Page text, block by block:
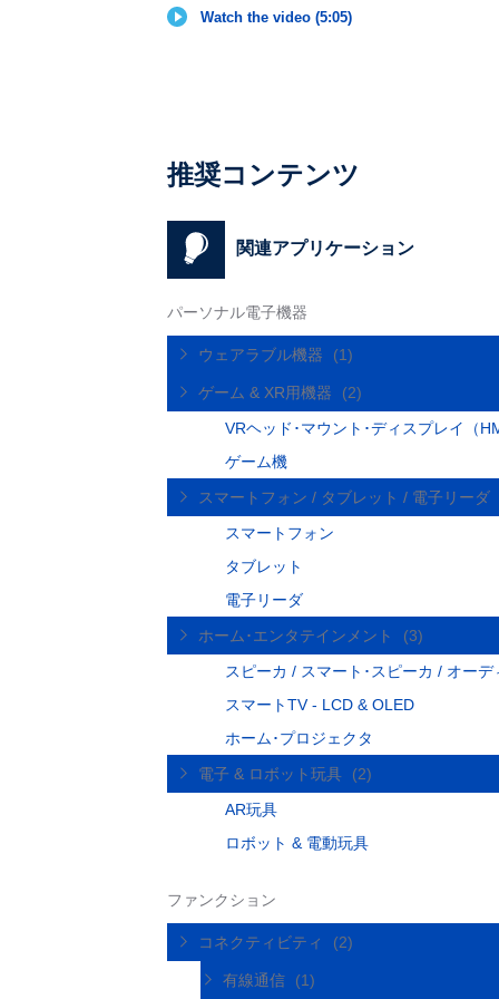
Watch the video (5:05)
推奨コンテンツ
関連アプリケーション
パーソナル電子機器
ウェアラブル機器 (1)
ゲーム & XR用機器
(2)
VRヘッド･マウント･ディスプレイ（
ゲーム機
スマートフォン / タブレット / 電子リーダ
スマートフォン
タブレット
電子リーダ
ホーム･エンタテインメント
(3)
スピーカ / スマート･スピーカ / オーデ
スマートTV - LCD & OLED
ホーム･プロジェクタ
電子 & ロボット玩具
(2)
AR玩具
ロボット & 電動玩具
ファンクション
コネクティビティ (2)
有線通信 (1)